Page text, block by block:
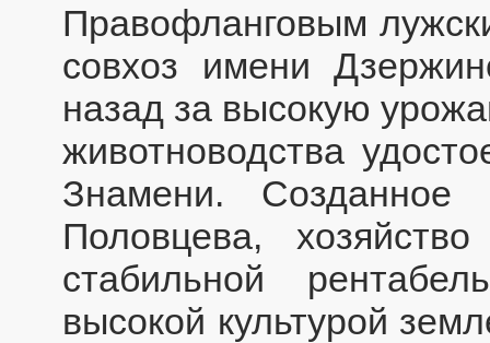
Правофланговым
совхоз имени
назад за высокую
животноводства
Знамени.
Половцева,
стабильной
высокой культурой